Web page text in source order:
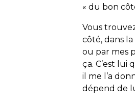
« du bon
Vous
côté, dans
ou par mes
ça. C’est lui
il me l’a
dépend de